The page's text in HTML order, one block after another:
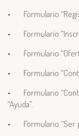
•
Formulario
•
Formulario
•
Formulario
•
Formulario
•
Formulario
“Ayuda”.
•
Formulario